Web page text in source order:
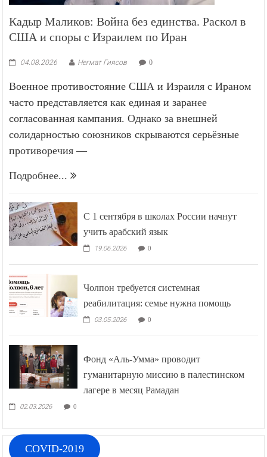
Кадыр Маликов: Война без единства. Раскол в
США и споры с Израилем по Иран
04.08.2026 Негмат Гиясов 0
Военное противостояние США и Израиля с Ираном
часто представляется как единая и заранее
согласованная кампания. Однако за внешней
солидарностью союзников скрываются серьёзные
противоречия —
Подробнее...
С 1 сентября в школах России начнут
учить арабский язык
19.06.2026 0
Чолпон требуется системная
реабилитация: семье нужна помощь
03.05.2026 0
Фонд «Аль-Умма» проводит
гуманитарную миссию в палестинском
лагере в месяц Рамадан
02.03.2026 0
COVID-2019